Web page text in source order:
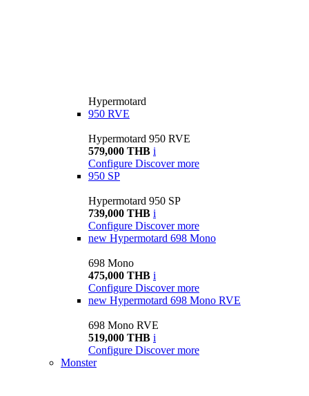
Hypermotard
950 RVE
Hypermotard 950 RVE
579,000 THB i
Configure Discover more
950 SP
Hypermotard 950 SP
739,000 THB i
Configure Discover more
new Hypermotard 698 Mono
698 Mono
475,000 THB i
Configure Discover more
new Hypermotard 698 Mono RVE
698 Mono RVE
519,000 THB i
Configure Discover more
Monster